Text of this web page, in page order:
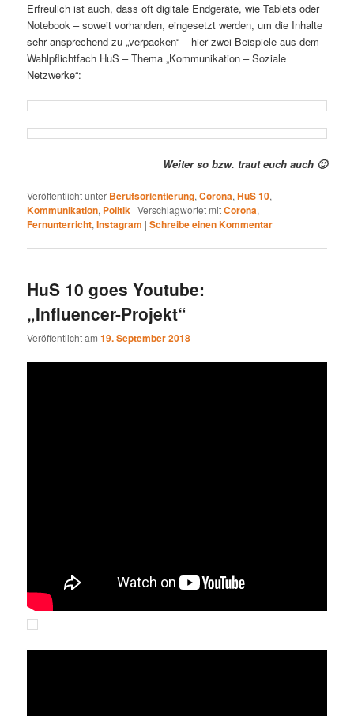
Erfreulich ist auch, dass oft digitale Endgeräte, wie Tablets oder
Notebook – soweit vorhanden, eingesetzt werden, um die Inhalte
sehr ansprechend zu „verpacken“ – hier zwei Beispiele aus dem
Wahlpflichtfach HuS – Thema „Kommunikation – Soziale
Netzwerke“:
Weiter so bzw. traut euch auch 🙂
Veröffentlicht unter Berufsorientierung,Corona,HuS 10,
Kommunikation, Politik |Verschlagwortet mitCorona,
Fernunterricht,Instagram |Schreibe einen Kommentar
HuS 10 goes Youtube:
„Influencer-Projekt“
Veröffentlicht am19. September 2018